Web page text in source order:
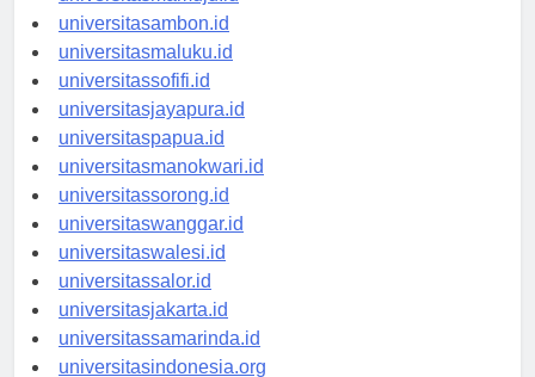
universitasmamuju.id
universitasambon.id
universitasmaluku.id
universitassofifi.id
universitasjayapura.id
universitaspapua.id
universitasmanokwari.id
universitassorong.id
universitaswanggar.id
universitaswalesi.id
universitassalor.id
universitasjakarta.id
universitassamarinda.id